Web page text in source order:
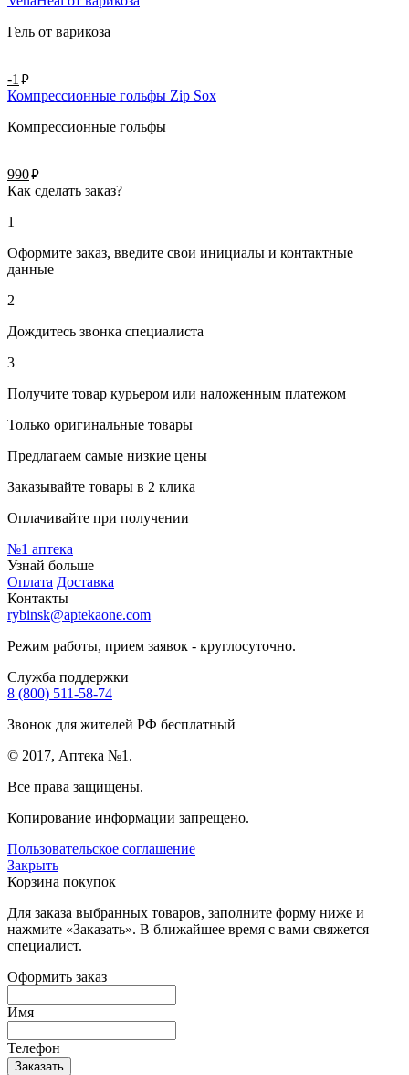
Гель от варикоза
-1 руб.
Компрессионные гольфы Zip Sox
Компрессионные гольфы
990руб.
Как сделать заказ?
1
Оформите заказ, введите свои инициалы и контактные
данные
2
Дождитесь звонка специалиста
3
Получите товар курьером или наложенным платежом
Только оригинальные товары
Предлагаем самые низкие цены
Заказывайте товары в 2 клика
Оплачивайте при получении
№1 аптека
Узнай больше
Оплата Доставка
Контакты
rybinsk@aptekaone.com
Режим работы, прием заявок - круглосуточно.
Служба поддержки
8 (800) 511-58-74
Звонок для жителей РФ бесплатный
© 2017, Аптека №1.
Все права защищены.
Копирование информации запрещено.
Пользовательское соглашение
Закрыть
Корзина покупок
Для заказа выбранных товаров, заполните форму ниже и
нажмите «Заказать». В ближайшее время с вами свяжется
специалист.
Оформить заказ
Имя
Телефон